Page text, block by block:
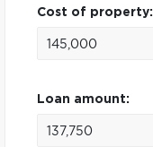
Cost of property:
Loan amount: